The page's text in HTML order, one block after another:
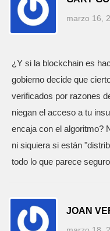
marzo 16,
¿Y si la blockchain es
gobierno decide que
verificados por razones
niegan el acceso a tu
encaja con el algoritmo?
ni siquiera si están
todo lo que parece
JOAN